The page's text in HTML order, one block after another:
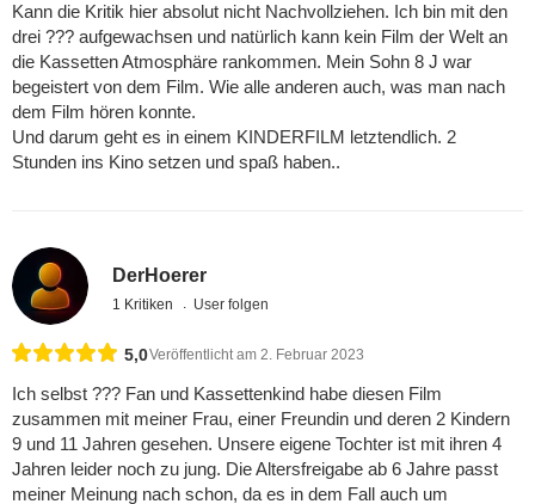
Kann die Kritik hier absolut nicht Nachvollziehen. Ich bin mit den
drei ??? aufgewachsen und natürlich kann kein Film der Welt an
die Kassetten Atmosphäre rankommen. Mein Sohn 8 J war
begeistert von dem Film. Wie alle anderen auch, was man nach
dem Film hören konnte.
Und darum geht es in einem KINDERFILM letztendlich. 2
Stunden ins Kino setzen und spaß haben..
DerHoerer
1 Kritiken User folgen
5,0Veröffentlicht am 2. Februar 2023
Ich selbst ??? Fan und Kassettenkind habe diesen Film
zusammen mit meiner Frau, einer Freundin und deren 2 Kindern
9 und 11 Jahren gesehen. Unsere eigene Tochter ist mit ihren 4
Jahren leider noch zu jung. Die Altersfreigabe ab 6 Jahre passt
meiner Meinung nach schon, da es in dem Fall auch um